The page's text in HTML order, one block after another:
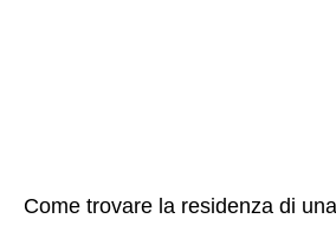
Come trovare la residenza di